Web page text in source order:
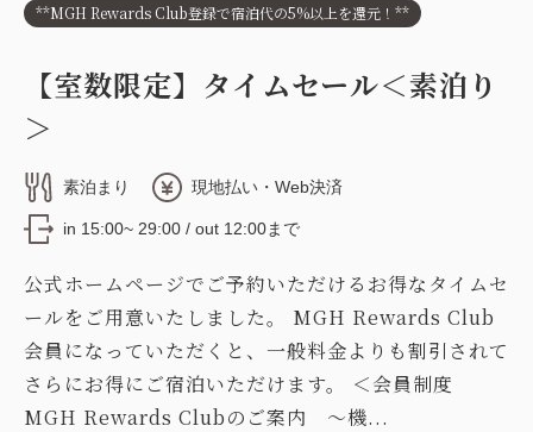
**MGH Rewards Club登録で宿泊代の5%以上を還元！**
【室数限定】タイムセール＜素泊り
＞
素泊まり 現地払い・Web決済
in 15:00~ 29:00 / out 12:00まで
公式ホームページでご予約いただけるお得なタイムセ
ールをご用意いたしました。 MGH Rewards Club
会員になっていただくと、一般料金よりも割引されて
さらにお得にご宿泊いただけます。 ＜会員制度
MGH Rewards Clubのご案内 ～機...